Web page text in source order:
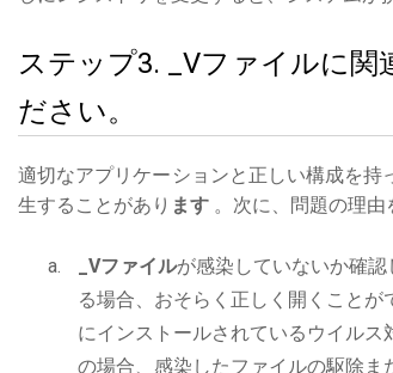
ステップ3. _Vファイルに関
ださい。
適切なアプリケーションと正しい構成を持
生することがあり ます 。次に、問題の理由
_Vファイルが感染していないか確認
る場合、おそらく正しく開くこと
にインストールされているウイル
の場合、感染したファイルの駆除ま